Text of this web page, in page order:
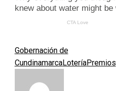
Gobernación de
CundinamarcaLoteríaPremios